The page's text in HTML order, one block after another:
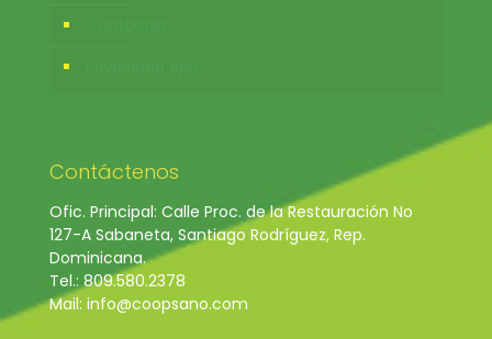
Contáctenos
Ofic. Principal: Calle Proc. de la Restauración No
127-A Sabaneta, Santiago Rodríguez, Rep.
Dominicana.
Tel.: 809.580.2378
Mail: info@coopsano.com